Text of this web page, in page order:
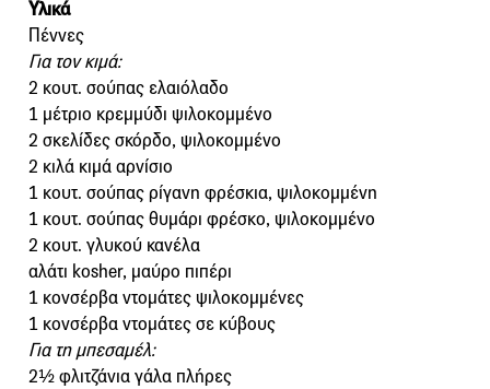
Υλικά
Πέννες
Για τον κιμά:
2 κουτ. σούπας ελαιόλαδο
1 μέτριο κρεμμύδι ψιλοκομμένο
2 σκελίδες σκόρδο, ψιλοκομμένο
2 κιλά κιμά αρνίσιο
1 κουτ. σούπας ρίγανη φρέσκια, ψιλοκομμένη
1 κουτ. σούπας θυμάρι φρέσκο, ψιλοκομμένο
2 κουτ. γλυκού κανέλα
αλάτι kosher, μαύρο πιπέρι
1 κονσέρβα ντομάτες ψιλοκομμένες
1 κονσέρβα ντομάτες σε κύβους
Για τη μπεσαμέλ:
2½ φλιτζάνια γάλα πλήρες